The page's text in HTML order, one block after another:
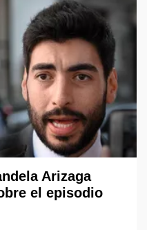
Arizaga
el episodio